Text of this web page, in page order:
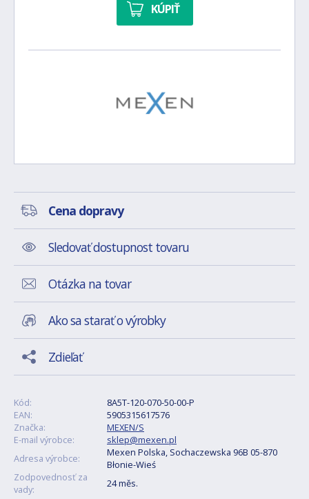
KÚPIŤ
Cena dopravy
Sledovať dostupnost tovaru
Otázka na tovar
Ako sa starať o výrobky
Zdieľať
Kód:
8A5T-120-070-50-00-P
EAN:
5905315617576
Značka:
MEXEN/S
E-mail výrobce:
sklep@mexen.pl
Adresa výrobce:
Mexen Polska, Sochaczewska 96B 05-870
Błonie-Wieś
Zodpovednosť za
vady:
24 měs.